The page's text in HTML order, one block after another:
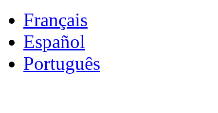
Français
Español
Português